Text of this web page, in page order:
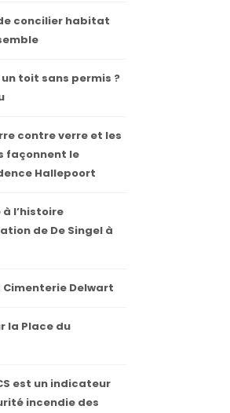
concilier habitat
toit sans permis ?
contre verre et les
façonnent le
Hallepoort
l’histoire
de De Singel à
Delwart
la Place du
est un indicateur
incendie des